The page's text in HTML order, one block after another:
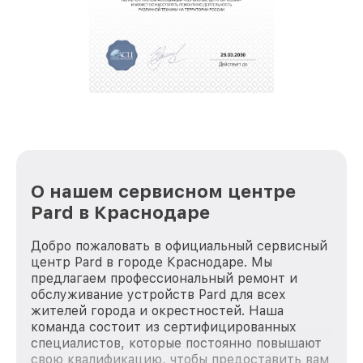
полной сохранности и бесплатно.
положительные отзывы и обрели отличную
репутацию. Мы постоянно совершенствуемся и
О нашем сервисном центре
Pard в Краснодаре
Добро пожаловать в официальный сервисный
центр Pard в городе Краснодаре. Мы
предлагаем профессиональный ремонт и
обслуживание устройств Pard для всех
жителей города и окрестностей. Наша
команда состоит из сертифицированных
специалистов, которые постоянно повышают
свою квалификацию, чтобы предоставить вам